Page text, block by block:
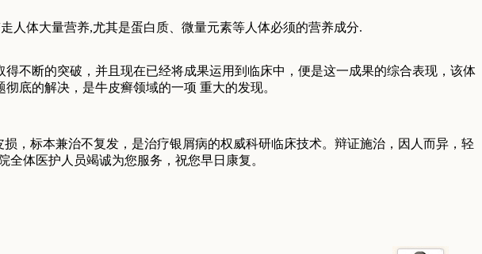
人体大量营养,尤其是蛋白质、微量元素等人体必须的营养成分.
不断的突破，并且现在已经将成果运用到临床中，便是这一成果的综合表现，该体
底的解决，是牛皮癣领域的一项 重大的发现。
，标本兼治不复发，是治疗银屑病的权威科研临床技术。辩证施治，因人而异，轻
全体医护人员竭诚为您服务，祝您早日康复。